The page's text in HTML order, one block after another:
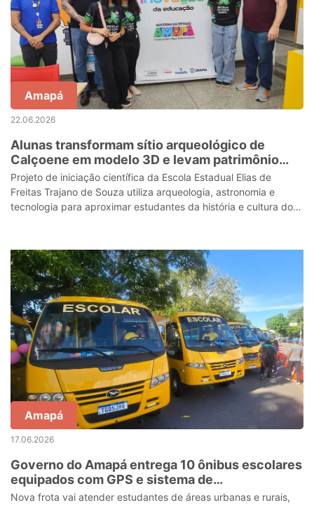
Amapá
22.06.2026
Alunas transformam sítio arqueológico de
Calçoene em modelo 3D e levam patrimônio
amapaense para dentro da escola em Porto
Grande
Projeto de iniciação científica da Escola Estadual Elias de
Freitas Trajano de Souza utiliza arqueologia, astronomia e
tecnologia para aproximar estudantes da história e cultura do
Amapá
17.06.2026
Governo do Amapá entrega 10 ônibus escolares
equipados com GPS e sistema de
monitoramento em tempo real
Nova frota vai atender estudantes de áreas urbanas e rurais,